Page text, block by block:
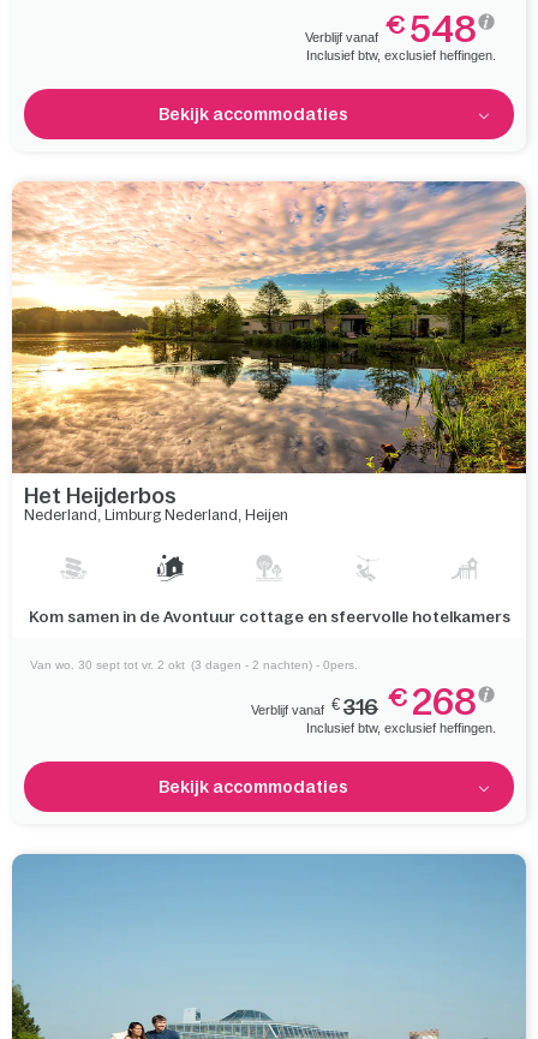
Verblijf vanaf € 548
Inclusief btw, exclusief heffingen.
Bekijk accommodaties
Het Heijderbos
Nederland, Limburg Nederland, Heijen
Een groot bos en mooie natuur wachten op je, vlakbij
Van wo. 30 sept tot vr. 2 okt (3 dagen - 2 nachten) - 0pers.
Verblijf vanaf € 316 € 268
Inclusief btw, exclusief heffingen.
Bekijk accommodaties